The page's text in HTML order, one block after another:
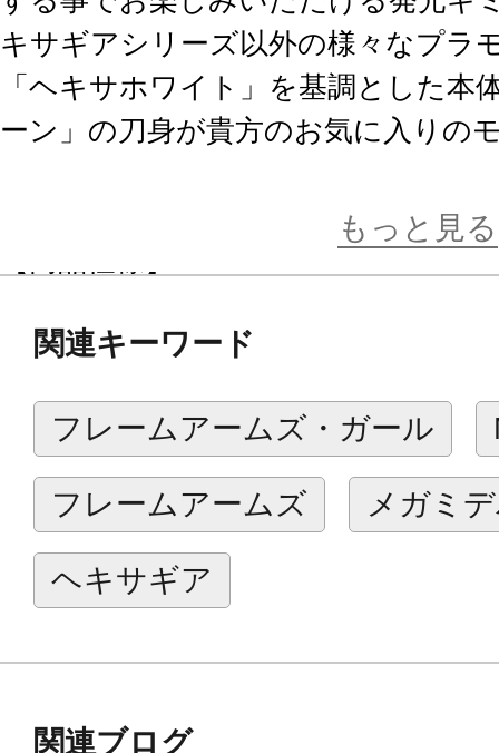
キサギアシリーズ以外の様々なプラ
「ヘキサホワイト」を基調とした本
ーン」の刀身が貴方のお気に入りの
は取り外す事ができ、ミライト（
能です。
■本体の成型色には「ヘキサホワイ
ル」、刀身部分にはハイドストーム
を採用。大型ながら扱いやすいサイ
成で様々なモデルとの組み合わせに
組み換えが可能となっています。
もっと見る
関連キーワード
フレームアームズ・ガール
フレームアームズ メガミ
ヘキサギア
関連ブログ